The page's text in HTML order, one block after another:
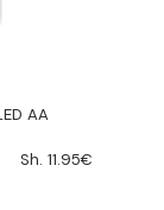
AA
Sh. 11.95€